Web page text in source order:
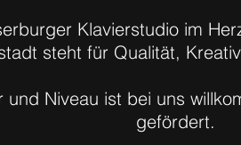
Klavierstudio im
steht für Qualität,
und Niveau ist bei uns
gefördert.